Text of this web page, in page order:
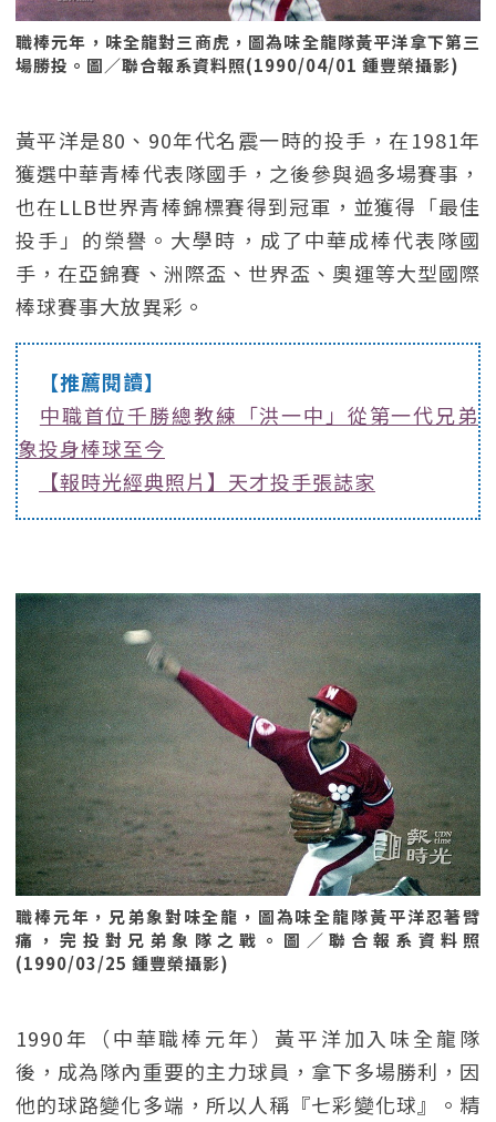
職棒元年，味全龍對三商虎，圖為味全龍隊黃平洋拿下第三
場勝投。圖／聯合報系資料照(1990/04/01 鍾豐榮攝影)
黃平洋是80、90年代名震一時的投手，在1981年
獲選中華青棒代表隊國手，之後參與過多場賽事，
也在LLB世界青棒錦標賽得到冠軍，並獲得「最佳
投手」的榮譽。大學時，成了中華成棒代表隊國
手，在亞錦賽、洲際盃、世界盃、奧運等大型國際
棒球賽事大放異彩。
【推薦閱讀】
中職首位千勝總教練「洪一中」從第一代兄弟
象投身棒球至今
【報時光經典照片】天才投手張誌家
職棒元年，兄弟象對味全龍，圖為味全龍隊黃平洋忍著臂
痛，完投對兄弟象隊之戰。圖／聯合報系資料照
(1990/03/25 鍾豐榮攝影)
1990年（中華職棒元年）黃平洋加入味全龍隊
後，成為隊內重要的主力球員，拿下多場勝利，因
他的球路變化多端，所以人稱『七彩變化球』。精